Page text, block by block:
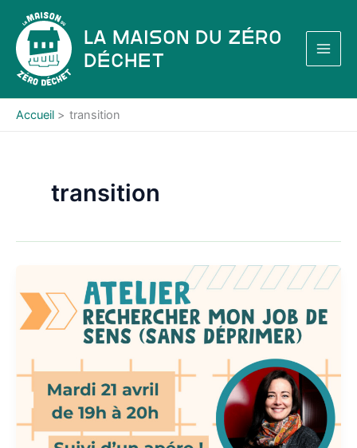
contenu
La Maison du Zéro
Déchet
Accueil transition
transition